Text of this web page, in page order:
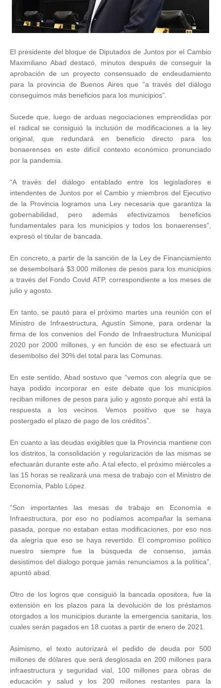
El presidente del bloque de Diputados de Juntos por el Cambio
Maximiliano Abad destacó, minutos después de conseguir la
aprobación de un proyecto consensuado de endeudamiento
para la provincia de Buenos Aires que “a través del diálogo
conseguimos más beneficios para los municipios”.
Sucede que, luego de arduas negociaciones emprendidas por
el radical se consiguió la inclusión de modificaciones a la ley
original, que redundará en beneficio directo para los
bonaerenses en este difícil contexto económico pronunciado
por la pandemia.
“A través del diálogo entablado entre los legisladores e
intendentes de Juntos por el Cambio y miembros del Ejecutivo
de la Provincia logramos una Ley necesaria que garantiza la
gobernabilidad, pero además efectivizamos beneficios
fundamentales para los municipios y todos los bonaerenses”,
expresó el titular de bancada.
En concreto, a partir de la sanción de la Ley de Financiamiento
se desembolsará $3.000 millones de pesos para los municipios
a través del Fondo Covid ATP, correspondiente a los meses de
julio y agosto.
En tanto, se pautó para el próximo martes una reunión con el
Ministro de Infraestructura, Agustín Simone, para ordenar la
firma de los convenios del Fondo de Infraestructura Municipal
2020 por 2000 millones, y en función de eso se efectuará un
desembolso del 30% del total para las Comunas.
En este sentido, Abad sostuvo que “vemos con alegría que se
haya podido incorporar en este debate que los municipios
reciban millones de pesos para julio y agosto porque ahí está la
respuesta a los vecinos. Vemos positivo que se haya
postergado el plazo de pago de los créditos”.
En cuanto a las deudas exigibles que la Provincia mantiene con
los distritos, la consolidación y regularización de las mismas se
efectuarán durante este año. A tal efecto, el próximo miércoles a
las 15 horas se realizará una mesa de trabajo con el Ministro de
Economía, Pablo López.
“Son importantes las mesas de trabajo en Economía e
Infraestructura, por eso no podíamos acompañar la semana
pasada, porque no estaban estas modificaciones, por eso nos
da alegría que eso se haya revertido. El compromiso político
nuestro siempre fue la búsqueda de consenso, jamás
desistimos del dialogo porque jamás renunciamos a la política”,
apuntó abad.
Otro de los logros que consiguió la bancada opositora, fue la
extensión en los plazos para la devolución de los préstamos
otorgados a los municipios durante la emergencia sanitaria, los
cuales serán pagados en 18 cuotas a partir de enero de 2021.
Asimismo, el texto autorizará el pedido de deuda por 500
millones de dólares que será desglosada en 200 millones para
infraestructura y seguridad vial, 100 millones para obras de
educación y salud y los 200 millones restantes para la